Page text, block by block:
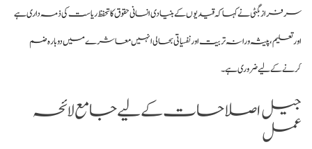
سرفراز بگٹی نے کہا کہ قیدیوں کے بنیادی انسانی حقوق کا تحفظ ریاست کی ذمہ داری ہے
اور تعلیم، پیشہ ورانہ تربیت اور نفسیاتی بحالی انہیں معاشرے میں دوبارہ ضم
کرنے کے لیے ضروری ہے۔
جیل اصلاحات کے لیے جامع لائحہ
عمل